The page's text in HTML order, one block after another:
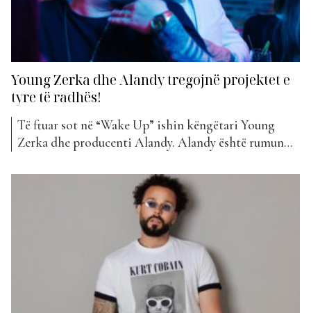
Young Zerka dhe Alandy tregojnë projektet e
tyre të radhës!
Të ftuar sot në “Wake Up” ishin këngëtari Young
Zerka dhe producenti Alandy. Alandy është rumun
bashkëpunime mjaft të suksesshme me Dhurata
Dorën dhe artistë të tjerë kosovarë. Kjo është dalja e
tyre e parë bashkë, ku ata na treguan më shumë...